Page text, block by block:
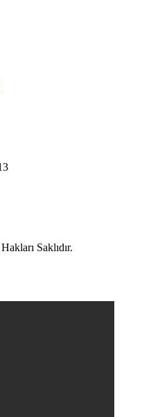
Saklıdır.